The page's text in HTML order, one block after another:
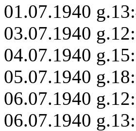
01.07.1940
03.07.1940
04.07.1940
05.07.1940
06.07.1940
06.07.1940